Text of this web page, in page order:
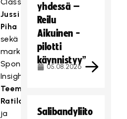
Jussi
Piha
sekä
markkinatutkimusyritys
Sponsor
Insightista
Teemu
Ratilainen
ja
yhdessä –
Reilu
Aikuinen -
pilotti
käynnistyy”
05.08.2026
Salibandyliito